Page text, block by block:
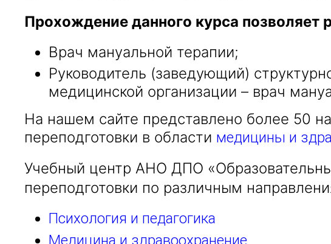
Прохождение данного курса
Врач мануальной терапии;
Руководитель (заведующий)
медицинской организации – врач
На нашем сайте представлено более 50
переподготовки в области медицины и
Учебный центр АНО ДПО
переподготовки по различным
Психология и педагогика
Медицина и здравоохранение